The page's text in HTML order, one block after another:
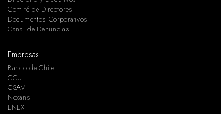
Comité de Directores
Documentos Corporativos
Canal de Denuncias
Empresas
Banco de Chile
CCU
CSAV
Nexans
ENEX